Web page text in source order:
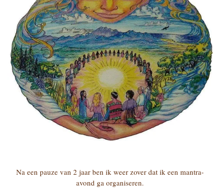
Na een pauze van 2 jaar ben ik weer zover dat ik een mantra-
avond ga organiseren.